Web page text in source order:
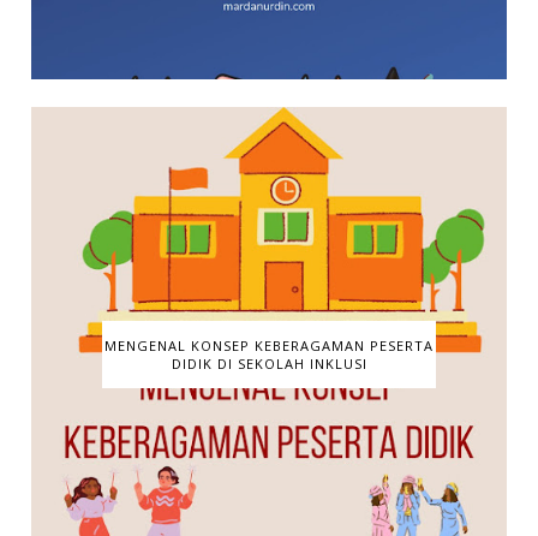
MENGENAL KONSEP KEBERAGAMAN PESERTA
DIDIK DI SEKOLAH INKLUSI